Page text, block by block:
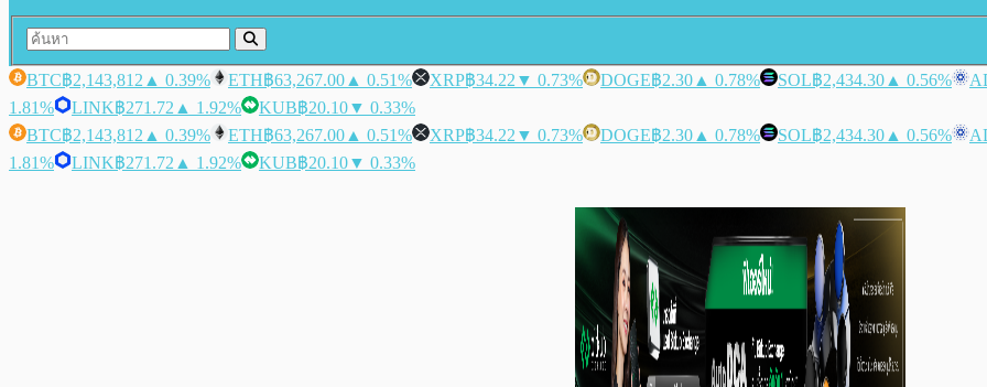
BTC฿2,143,812 ▲ 0.39% ETH฿63,267.00 ▲ 0.51% XRP฿34.22 ▼ 0.73% DOGE฿2.30 ▲ 0.78% SOL฿2,434.30 ▲ 0.56%
1.81%
LINK฿271.72 ▲ 1.92% KUB฿20.10▼ 0.33%
BTC฿2,143,812 ▲ 0.39% ETH฿63,267.00 ▲ 0.51% XRP฿34.22 ▼ 0.73% DOGE฿2.30 ▲ 0.78% SOL฿2,434.30 ▲ 0.56%
1.81%
LINK฿271.72 ▲ 1.92% KUB฿20.10▼ 0.33%